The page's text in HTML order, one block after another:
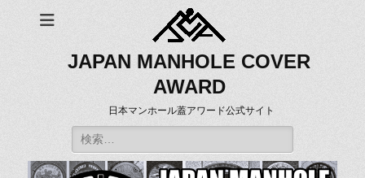
JAPAN MANHOLE COVER
AWARD
日本マンホール蓋アワード公式サイト
索: